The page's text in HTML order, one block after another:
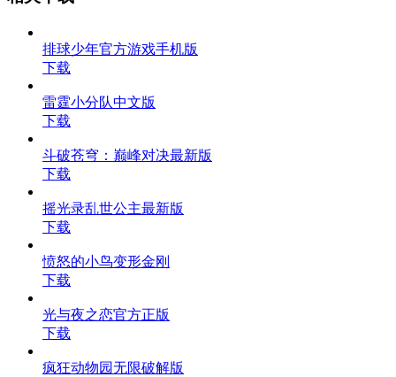
排球少年官方游戏手机版
下载
雷霆小分队中文版
下载
斗破苍穹：巅峰对决最新版
下载
摇光录乱世公主最新版
下载
愤怒的小鸟变形金刚
下载
光与夜之恋官方正版
下载
疯狂动物园无限破解版